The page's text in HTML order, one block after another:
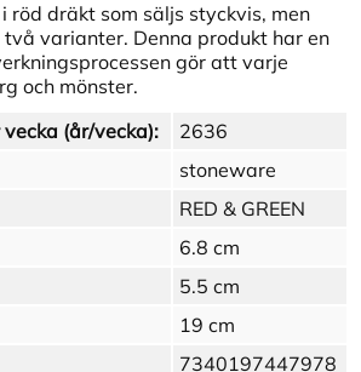
röd dräkt som säljs styckvis, men
varianter. Denna produkt har en
gör att varje
och mönster.
(år/vecka):
2636
stoneware
RED & GREEN
6.8 cm
5.5 cm
19 cm
7340197447978